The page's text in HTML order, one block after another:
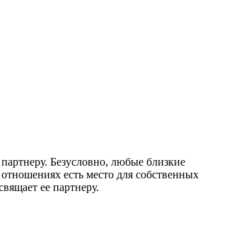
Безусловно, любые близкие
есть место для собственных
ее партнеру.